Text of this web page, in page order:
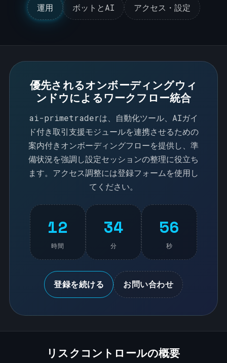
運用 ボットとAI アクセス・設定
優先されるオンボーディングウィ
ンドウによるワークフロー統合
ai-primetraderは、自動化ツール、AIガイ
ド付き取引支援モジュールを連携させるための
案内付きオンボーディングフローを提供し、準
備状況を強調し設定セッションの整理に役立ち
ます。アクセス調整には登録フォームを使用し
てください。
12
時間
34
分
56
秒
登録を続ける お問い合わせ
リスクコントロールの概要